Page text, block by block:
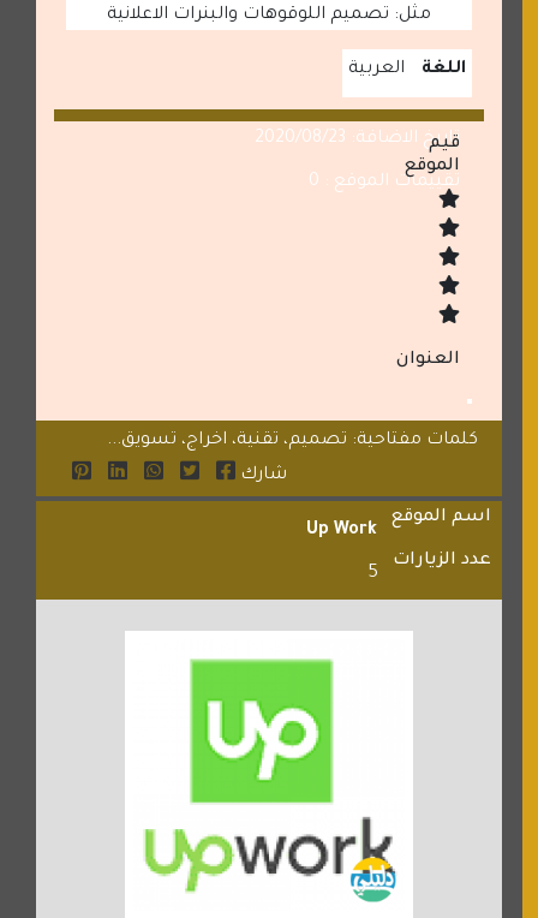
مثل: تصميم اللوقوهات والبنرات الاعلانية
اللغة العربية
تاريخ الاضافة: 2020/08/23
تقييمات الموقع : 0
قيم
الموقع
العنوان
كلمات مفتاحية: تصميم، تقنية، اخراج، تسويق...
شارك
اسم الموقع
Up Work
عدد الزيارات
5